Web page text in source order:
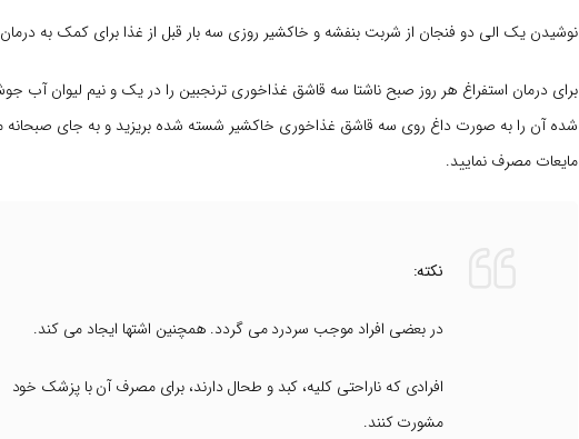
نوشیدن یک الی دو فنجان از شربت بنفشه و خاکشیر روزی سه بار قبل از غذا برای کمک به
برای درمان استفراغ هر روز صبح ناشتا سه قاشق غذاخوری ترنجبین را در یک و نیم لیوان
شده آن را به صورت داغ روی سه قاشق غذاخوری خاکشیر شسته شده بریزید و به جای صبحانه
مایعات مصرف نمایید.
نکته:
در بعضی افراد موجب سردرد می گردد. همچنین اشتها ایجاد می کند.
افرادی که ناراحتی کلیه، کبد و طحال دارند، برای مصرف آن با پزشک خود
مشورت کنند.